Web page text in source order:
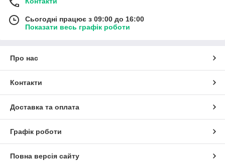
Сьогодні працює з 09:00 до 16:00
Показати весь графік роботи
Про нас
Контакти
Доставка та оплата
Графік роботи
Повна версія сайту